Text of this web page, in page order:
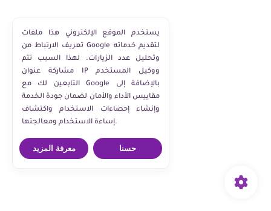
يستخدم الموقع الإلكتروني هذا ملفات
تعريف الارتباط من Google لتقديم خدماته
وتحليل عدد الزيارات. لهذا السبب تتم
مشاركة عنوان IP ووكيل المستخدم
التابعين لك مع Google بالإضافة إلى
مقاييس الأداء والأمان لضمان جودة الخدمة
وإنشاء إحصاءات الاستخدام واكتشاف
إساءة الاستخدام ومعالجتها.
معرفة المزيد حسنا